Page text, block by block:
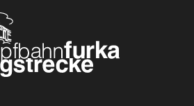
132 mm, hauteur 90 mm